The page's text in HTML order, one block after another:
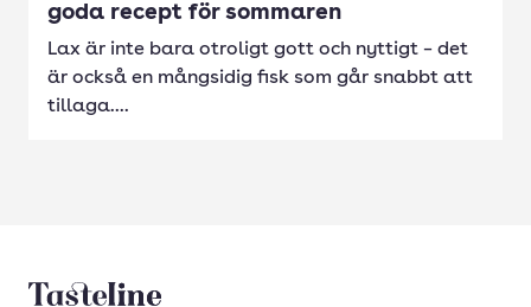
goda recept för sommaren
Lax är inte bara otroligt gott och nyttigt – det
är också en mångsidig fisk som går snabbt att
tillaga....
Tasteline startsida